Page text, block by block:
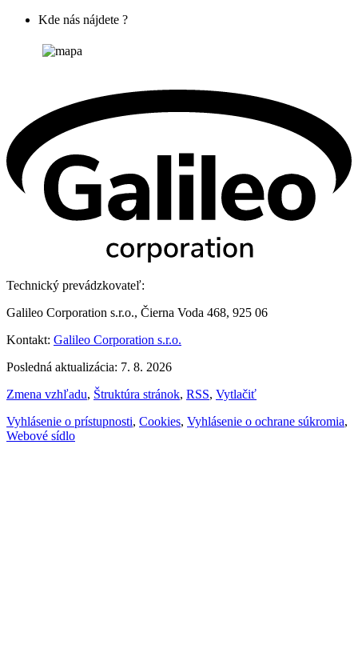
Kde nás nájdete ?
Technický prevádzkovateľ:
Galileo Corporation s.r.o., Čierna Voda 468, 925 06
Kontakt: Galileo Corporation s.r.o.
Posledná aktualizácia: 7. 8. 2026
Zmena vzhľadu, Štruktúra stránok, RSS, Vytlačiť
Vyhlásenie o prístupnosti, Cookies, Vyhlásenie o ochrane súkromia,
Webové sídlo